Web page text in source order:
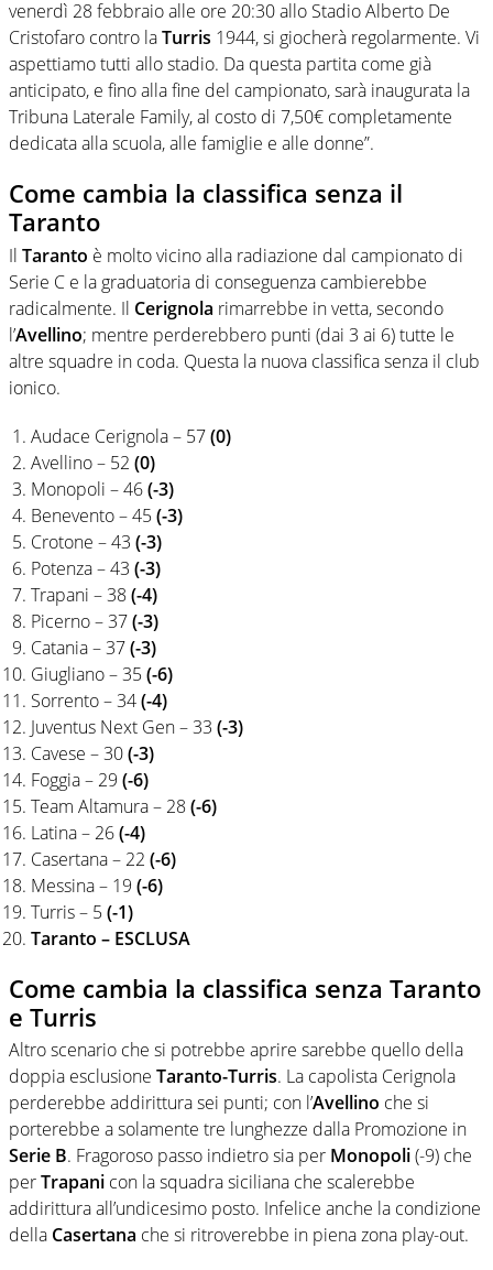
venerdì 28 febbraio alle ore 20:30 allo Stadio Alberto De
Cristofaro contro laTurris 1944, si giocherà regolarmente. Vi
aspettiamo tutti allo stadio. Da questa partita come già
anticipato, e fino alla fine del campionato, sarà inaugurata la
Tribuna Laterale Family, al costo di 7,50€ completamente
dedicata alla scuola, alle famiglie e alle donne”.
Come cambia la classifica senza il
Taranto
Il Taranto è molto vicino alla radiazione dal campionato di
Serie C e la graduatoria di conseguenza cambierebbe
radicalmente. Il Cerignola rimarrebbe in vetta, secondo
l’Avellino; mentre perderebbero punti (dai 3 ai 6) tutte le
altre squadre in coda. Questa la nuova classifica senza il club
ionico.
Audace Cerignola – 57(0)
Avellino – 52 (0)
Monopoli – 46(-3)
Benevento – 45(-3)
Crotone – 43 (-3)
Potenza – 43 (-3)
Trapani – 38(-4)
Picerno – 37(-3)
Catania – 37(-3)
Giugliano – 35(-6)
Sorrento – 34(-4)
Juventus Next Gen – 33 (-3)
Cavese – 30(-3)
Foggia – 29 (-6)
Team Altamura – 28(-6)
Latina – 26(-4)
Casertana – 22 (-6)
Messina – 19 (-6)
Turris – 5(-1)
Taranto – ESCLUSA
Come cambia la classifica senza Taranto
e Turris
Altro scenario che si potrebbe aprire sarebbe quello della
doppia esclusione Taranto-Turris. La capolista Cerignola
perderebbe addirittura sei punti; con l’Avellino che si
porterebbe a solamente tre lunghezze dalla Promozione in
Serie B. Fragoroso passo indietro sia per Monopoli(-9) che
perTrapani con la squadra siciliana che scalerebbe
addirittura all’undicesimo posto. Infelice anche la condizione
della Casertana che si ritroverebbe in piena zona play-out.